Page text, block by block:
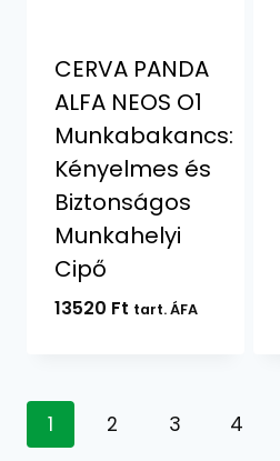
CERVA PANDA
ALFA NEOS O1
Munkabakancs:
Kényelmes és
Biztonságos
Munkahelyi
Cipő
13520 Ft tart. ÁFA
1 2 3 4